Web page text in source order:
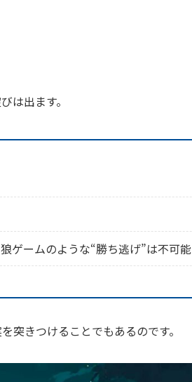
は出ます。
ゲームのような“勝ち逃げ”は不可能
突きつけることでもあるのです。